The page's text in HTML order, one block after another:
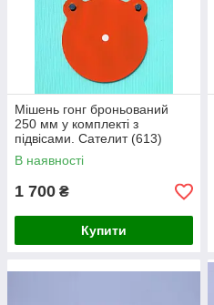
Мішень гонг броньований
250 мм у комплекті з
підвісами. Сателит (613)
В наявності
1 700 ₴
Купити